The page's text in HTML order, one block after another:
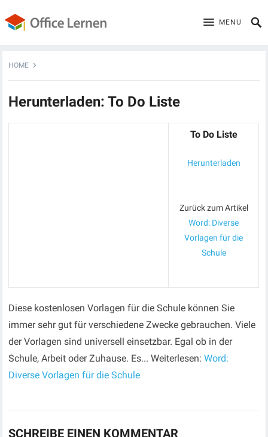
MENU
HOME
Herunterladen: To Do Liste
To Do Liste
Herunterladen
Zurück zum Artikel
Word: Diverse
Vorlagen für die
Schule
Diese kostenlosen Vorlagen für die Schule können Sie
immer sehr gut für verschiedene Zwecke gebrauchen. Viele
der Vorlagen sind universell einsetzbar. Egal ob in der
Schule, Arbeit oder Zuhause. Es... Weiterlesen:Word:
Diverse Vorlagen für die Schule
SCHREIBE EINEN KOMMENTAR